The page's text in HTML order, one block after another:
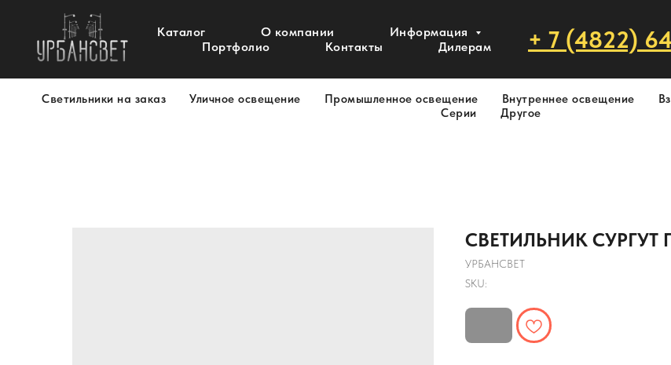
Каталог О компании
Информация
Портфолио
Контакты Дилерам + 7 (4822)
Светильники на заказ Уличное освещение Промышленное освещение Внутреннее освещение
Серии
Другое
СВЕТИЛЬНИК СУРГУТ
УРБАНСВЕТ
SKU: